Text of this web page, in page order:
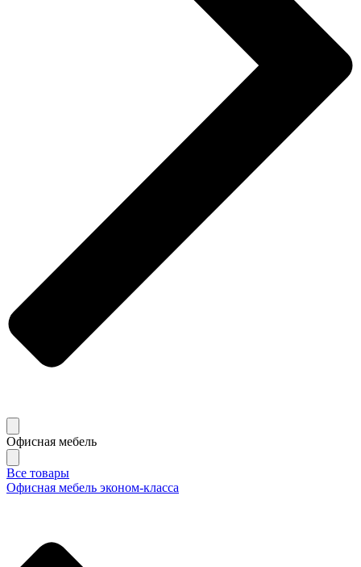
Офисная мебель
Все товары
Офисная мебель эконом-класса